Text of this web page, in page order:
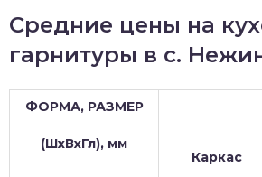
Средние цены на
гарнитуры в с.
ФОРМА, РАЗМЕР
(ШхВхГл), мм
Каркас